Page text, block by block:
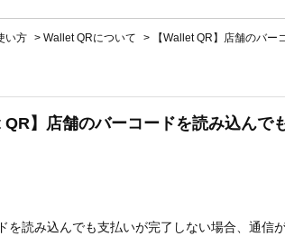
い方 > Wallet QRについて >
【Wallet QR】店舗のバ
QR】店舗のバーコードを読み込ん
を読み込んでも支払いが完了しない場合、通信